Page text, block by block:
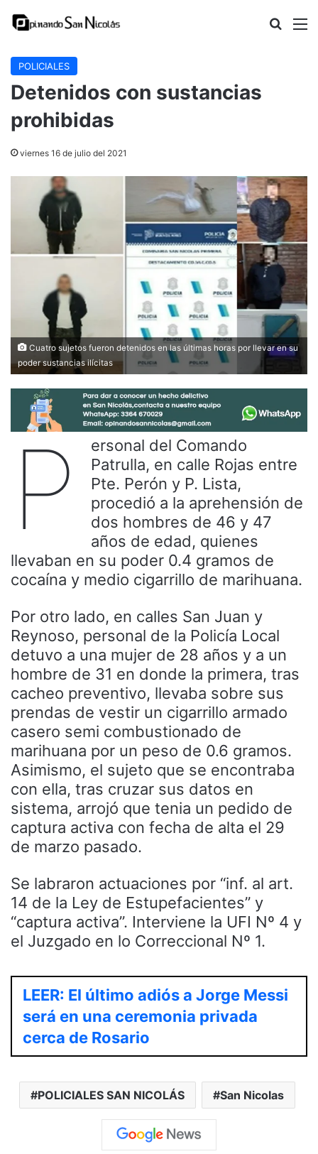
Buscar
POLICIALES
Detenidos con sustancias
prohibidas
viernes 16 de julio del 2021
Cuatro sujetos fueron detenidos en las últimas horas por llevar en su
poder sustancias ilícitas
P
ersonal del Comando
Patrulla, en calle Rojas entre
Pte. Perón y P. Lista,
procedió a la aprehensión de
dos hombres de 46 y 47
años de edad, quienes
llevaban en su poder 0.4 gramos de
cocaína y medio cigarrillo de marihuana.
Por otro lado, en calles San Juan y
Reynoso, personal de la Policía Local
detuvo a una mujer de 28 años y a un
hombre de 31 en donde la primera, tras
cacheo preventivo, llevaba sobre sus
prendas de vestir un cigarrillo armado
casero semi combustionado de
marihuana por un peso de 0.6 gramos.
Asimismo, el sujeto que se encontraba
con ella, tras cruzar sus datos en
sistema, arrojó que tenia un pedido de
captura activa con fecha de alta el 29
de marzo pasado.
Se labraron actuaciones por “inf. al art.
14 de la Ley de Estupefacientes” y
“captura activa”. Interviene la UFI Nº 4 y
el Juzgado en lo Correccional Nº 1.
LEER: El último adiós a Jorge Messi
será en una ceremonia privada
cerca de Rosario
POLICIALES SAN NICOLÁS San Nicolas